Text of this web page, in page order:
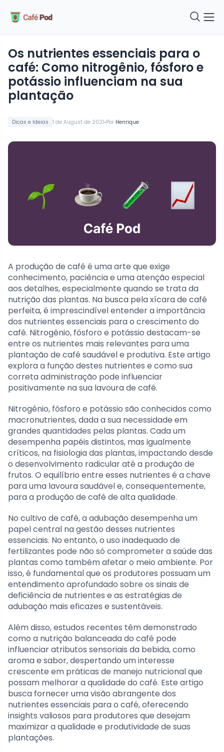
Dicas e Ideias 1 de August de 2021•Por Henrique
Os nutrientes essenciais para o
café: Como nitrogênio, fósforo e
potássio influenciam na sua
plantação
A produção de café é uma arte que exige
conhecimento, paciência e uma atenção especial
aos detalhes, especialmente quando se trata da
nutrição das plantas. Na busca pela xícara de café
perfeita, é imprescindível entender a importância
dos nutrientes essenciais para o crescimento do
café. Nitrogênio, fósforo e potássio destacam-se
entre os nutrientes mais relevantes para uma
plantação de café saudável e produtiva. Este artigo
explora a função destes nutrientes e como sua
correta administração pode influenciar
positivamente na sua lavoura de café.
Nitrogênio, fósforo e potássio são conhecidos como
macronutrientes, dada a sua necessidade em
grandes quantidades pelas plantas. Cada um
desempenha papéis distintos, mas igualmente
críticos, na fisiologia das plantas, impactando desde
o desenvolvimento radicular até a produção de
frutos. O equilíbrio entre esses nutrientes é a chave
para uma lavoura saudável e, consequentemente,
para a produção de café de alta qualidade.
No cultivo de café, a adubação desempenha um
papel central na gestão desses nutrientes
essenciais. No entanto, o uso inadequado de
fertilizantes pode não só comprometer a saúde das
plantas como também afetar o meio ambiente. Por
isso, é fundamental que os produtores possuam um
entendimento aprofundado sobre os sinais de
deficiência de nutrientes e as estratégias de
adubação mais eficazes e sustentáveis.
Além disso, estudos recentes têm demonstrado
como a nutrição balanceada do café pode
influenciar atributos sensoriais da bebida, como
aroma e sabor, despertando um interesse
crescente em práticas de manejo nutricional que
possam melhorar a qualidade do café. Este artigo
busca fornecer uma visão abrangente dos
nutrientes essenciais para o café, oferecendo
insights valiosos para produtores que desejam
maximizar a qualidade e produtividade de suas
plantações.